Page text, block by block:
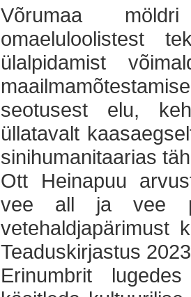
Võrumaa
omaeluloolistest
ülalpidamist
seotusest elu,
üllatavalt
sinihumanitaarias
Ott Heinapuu
vee all ja vee
vetehaldjapärimust
Teaduskirjastus
Erinumbrit